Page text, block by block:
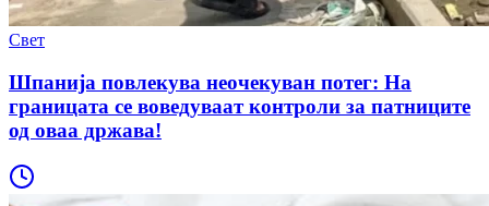
Свет
Шпанија повлекува неочекуван потег: На
границата се воведуваат контроли за патниците
од оваа држава!